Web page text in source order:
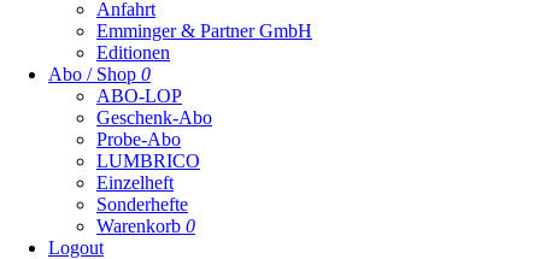
Anfahrt
Emminger & Partner GmbH
Editionen
Abo / Shop 0
ABO-LOP
Geschenk-Abo
Probe-Abo
LUMBRICO
Einzelheft
Sonderhefte
Warenkorb 0
Logout